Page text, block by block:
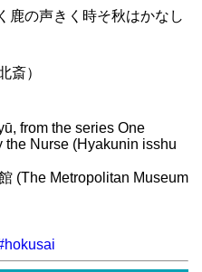
鹿の声きく時そ秋はかなし
斎）
from the series One
the Nurse (Hyakunin isshu
(The Metropolitan Museum